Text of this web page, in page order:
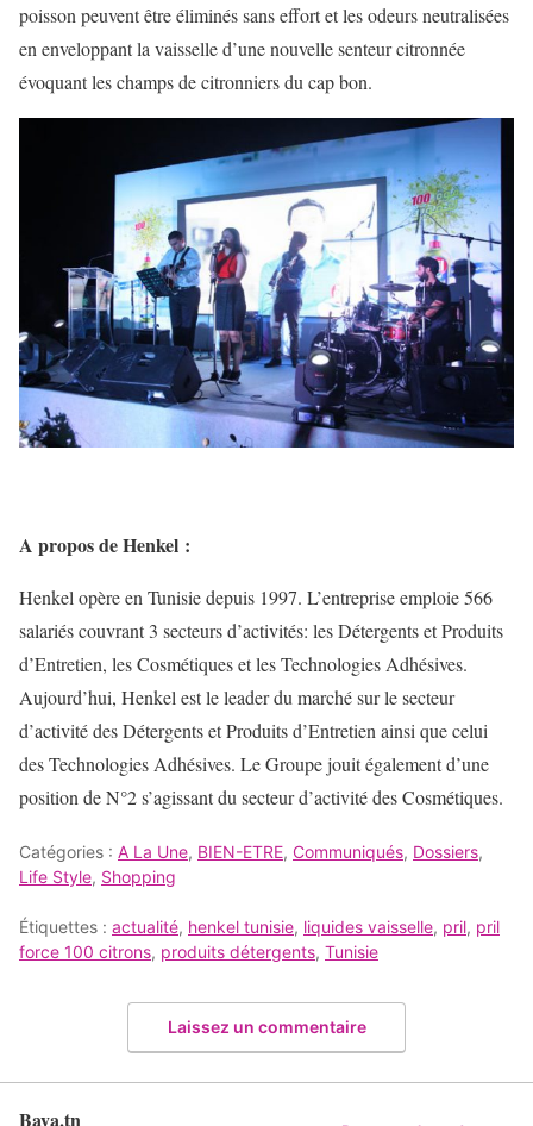
poisson peuvent être éliminés sans effort et les odeurs neutralisées
en enveloppant la vaisselle d’une nouvelle senteur citronnée
évoquant les champs de citronniers du cap bon.
A propos de Henkel :
Henkel opère en Tunisie depuis 1997. L’entreprise emploie 566
salariés couvrant 3 secteurs d’activités: les Détergents et Produits
d’Entretien, les Cosmétiques et les Technologies Adhésives.
Aujourd’hui, Henkel est le leader du marché sur le secteur
d’activité des Détergents et Produits d’Entretien ainsi que celui
des Technologies Adhésives. Le Groupe jouit également d’une
position de N°2 s’agissant du secteur d’activité des Cosmétiques.
Catégories : A La Une, BIEN-ETRE, Communiqués, Dossiers,
Life Style, Shopping
Étiquettes : actualité, henkel tunisie, liquides vaisselle, pril, pril
force 100 citrons, produits détergents, Tunisie
Laissez un commentaire
Baya.tn